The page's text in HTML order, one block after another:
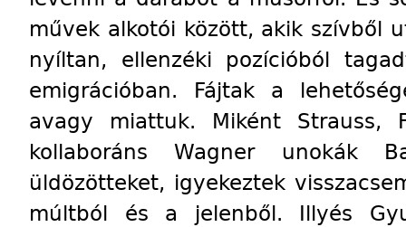
művek alkotói között, akik szívből
nyíltan, ellenzéki pozícióból
emigrációban. Fájtak a
avagy miattuk. Miként Strauss,
kollaboráns Wagner unokák
üldözötteket, igyekeztek
múltból és a jelenből. Illyés